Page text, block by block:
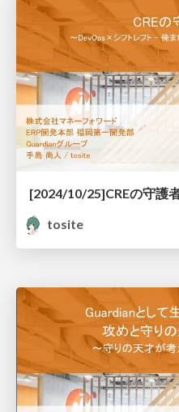
tosite